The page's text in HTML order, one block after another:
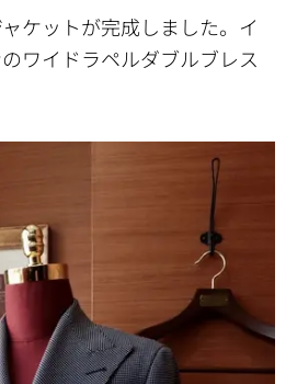
ケットが完成しました。イ
ワイドラペルダブルブレス